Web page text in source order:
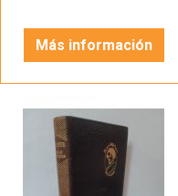
Más información